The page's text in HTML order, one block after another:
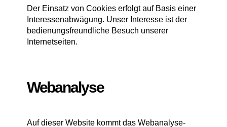
Der Einsatz von Cookies erfolgt auf Basis einer
Interessenabwägung. Unser Interesse ist der
bedienungsfreundliche Besuch unserer
Internetseiten.
Webanalyse
Auf dieser Website kommt das Webanalyse-